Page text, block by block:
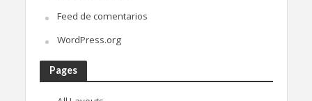
Feed de comentarios
WordPress.org
Pages